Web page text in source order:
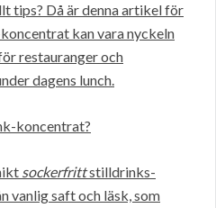
tips? Då är denna artikel för
kan vara nyckeln
restauranger och
dagens lunch.
koncentrat?
sockerfrittstilldrinks-
vanlig saft och läsk, som